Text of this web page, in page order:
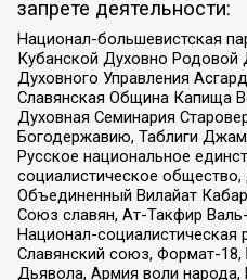
запрете деятельности:
Национал-большевистская
Кубанской Духовно
Духовного Управления
Славянская Община Капища
Духовная Семинария
Богодержавию, Таблиги
Русское национальное
социалистическое
Объединенный Вилайат
Союз славян, Ат-Такфир
Национал-социалистическая
Славянский союз, Формат-
Дьявола, Армия воли народа,